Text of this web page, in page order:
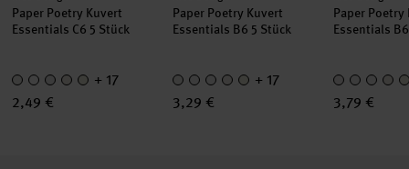
Paper Poetry Kuvert
Essentials C6 5 Stück
+ 17
2,49 €
Paper Poetry Kuvert
Essentials B6 5 Stück
+ 17
3,29 €
Paper
Essentials
3,79 €